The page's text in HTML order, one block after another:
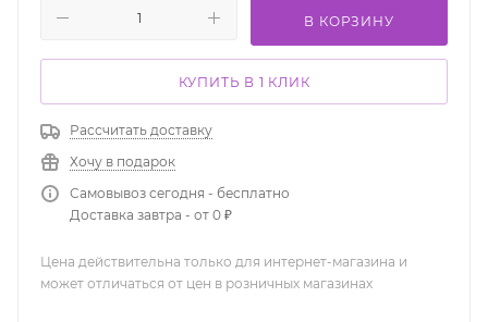
В КОРЗИНУ
КУПИТЬ В 1 КЛИК
Рассчитать доставку
Хочу в подарок
Самовывоз сегодня - бесплатно
Доставка завтра - от 0 ₽
Цена действительна только для интернет-магазина и
может отличаться от цен в розничных магазинах